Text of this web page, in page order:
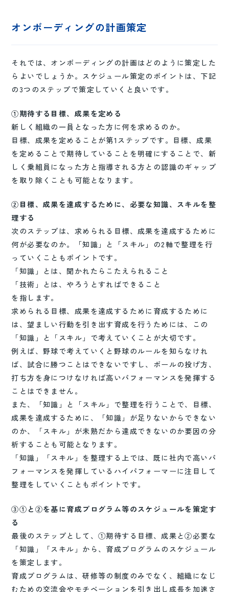
オンボーディングの計画策定
それでは、オンボーディングの計画はどのように策定した
らよいでしょうか。スケジュール策定のポイントは、下記
の3つのステップで策定していくと良いです。
①期待する目標、成果を定める
新しく組織の一員となった方に何を求めるのか。
目標、成果を定めることが第1ステップです。目標、成果
を定めることで期待していることを明確にすることで、新
しく乗組員になった方と指導される方との認識のギャップ
を取り除くことも可能となります。
②目標、成果を達成するために、必要な知識、スキルを整
理する
次のステップは、求められる目標、成果を達成するために
何が必要なのか。「知識」と「スキル」の2軸で整理を行
っていくこともポイントです。
「知識」とは、聞かれたらこたえられること
「技術」とは、やろうとすればできること
を指します。
求められる目標、成果を達成するために育成するために
は、望ましい行動を引き出す育成を行うためには、この
「知識」と「スキル」で考えていくことが大切です。
例えば、野球で考えていくと野球のルールを知らなけれ
ば、試合に勝つことはできないですし、ボールの投げ方、
打ち方を身につけなければ高いパフォーマンスを発揮する
ことはできません。
また、「知識」と「スキル」で整理を行うことで、目標、
成果を達成するために、「知識」が足りないからできない
のか、「スキル」が未熟だから達成できないのか要因の分
析することも可能となります。
「知識」「スキル」を整理する上では、既に社内で高いパ
フォーマンスを発揮しているハイパフォーマーに注目して
整理をしていくこともポイントです。
③①と②を基に育成プログラム等のスケジュールを策定す
る
最後のステップとして、①期待する目標、成果と②必要な
「知識」「スキル」から、育成プログラムのスケジュール
を策定します。
育成プログラムは、研修等の制度のみでなく、組織になじ
むための交流会やモチベーションを引き出し成長を加速さ